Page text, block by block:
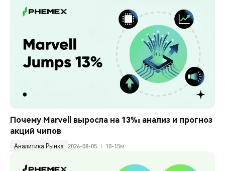
Почему Marvell выросла на 13%: анализ и прогноз
акций чипов
Аналитика Рынка 2026-08-05 10-15м